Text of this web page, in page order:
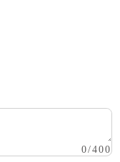
0/400